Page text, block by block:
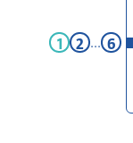
1 2 ... 6